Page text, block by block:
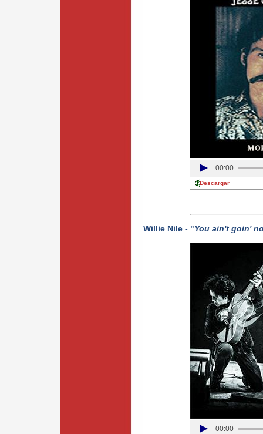
00:00
Descargar
Willie Nile - "You ain't goin'
00:00